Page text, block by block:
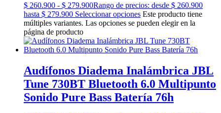
$ 260.900 - $ 279.900Rango de precios: desde $ 260.900
hasta $ 279.900 Seleccionar opciones Este producto tiene
múltiples variantes. Las opciones se pueden elegir en la
página de producto
Audífonos Diadema Inalámbrica JBL
Tune 730BT Bluetooth 6.0 Multipunto
Sonido Pure Bass Batería 76h